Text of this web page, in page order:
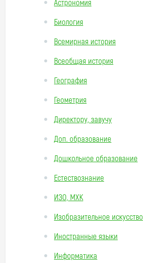
Астрономия
Биология
Всемирная история
Всеобщая история
География
Геометрия
Директору, завучу
Доп. образование
Дошкольное образование
Естествознание
ИЗО, МХК
Изобразительное искусство
Иностранные языки
Информатика